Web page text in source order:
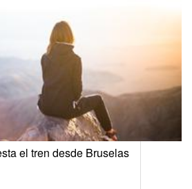
el tren desde Bruselas